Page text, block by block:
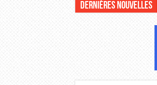
Dernières nouvelles